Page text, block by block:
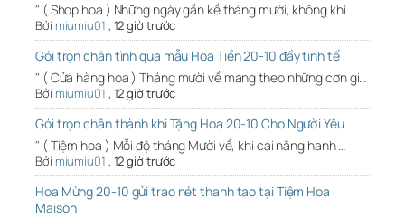
" ( Shop hoa ) Những ngày gần kề tháng mười, không khí …
Bởi miumiu01 , 12 giờ trước
Gói trọn chân tình qua mẫu Hoa Tiền 20-10 đầy tinh tế
" ( Cửa hàng hoa ) Tháng mười về mang theo những cơn gi…
Bởi miumiu01 , 12 giờ trước
Gói trọn chân thành khi Tặng Hoa 20-10 Cho Người Yêu
" ( Tiệm hoa ) Mỗi độ tháng Mười về, khi cái nắng hanh …
Bởi miumiu01 , 12 giờ trước
Hoa Mừng 20-10 gửi trao nét thanh tao tại Tiệm Hoa
Maison